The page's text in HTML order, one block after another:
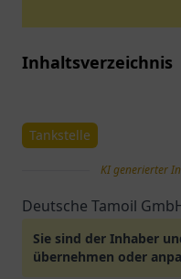
Inhaltsverzeichnis
Tankstelle
KI generierter
Deutsche Tamoil
Sie sind der Inhaber
übernehmen oder